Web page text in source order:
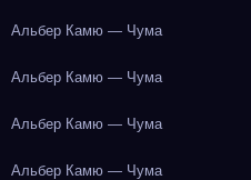
Альбер Камю — Чума
Альбер Камю — Чума
Альбер Камю — Чума
Альбер Камю — Чума